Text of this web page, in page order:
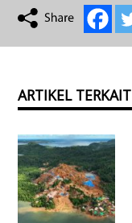
ARTIKEL TERKAIT